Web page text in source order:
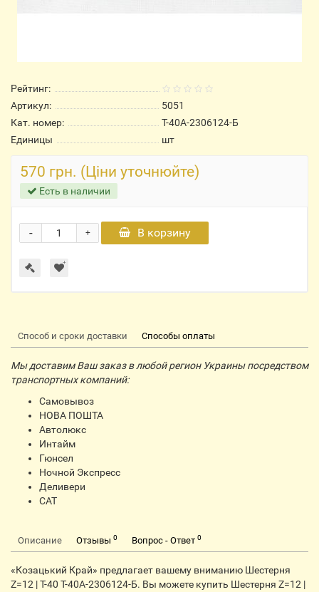
Рейтинг:
Артикул:
5051
Кат. номер:
Т-40А-2306124-Б
Единицы
шт
570 грн. (Ціни уточнюйте)
Есть в наличии
+
- В корзину
Способ и сроки доставки Способы оплаты
Мы доставим Ваш заказ в любой регион Украины посредством
транспортных компаний:
Самовывоз
НОВА ПОШТА
Автолюкс
Интайм
Гюнсел
Ночной Экспресс
Деливери
CАТ
Описание Отзывы 0 Вопрос - Ответ 0
«Козацький Край» предлагает вашему вниманию Шестерня
Z=12 | Т-40 Т-40А-2306124-Б. Вы можете купить Шестерня Z=12 |